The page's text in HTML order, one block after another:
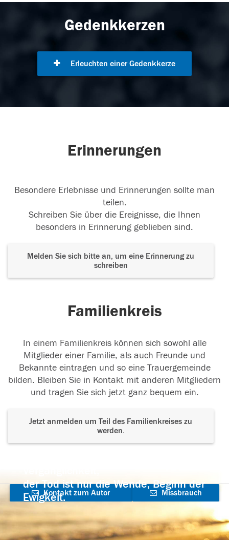
Gedenkkerzen
Erleuchten einer Gedenkkerze
Erinnerungen
Besondere Erlebnisse und Erinnerungen sollte man
teilen.
Schreiben Sie über die Ereignisse, die Ihnen
besonders in Erinnerung geblieben sind.
Melden Sie sich bitte an, um eine Erinnerung zu
schreiben
Familienkreis
In einem Familienkreis können sich sowohl alle
Mitglieder einer Familie, als auch Freunde und
Bekannte eintragen und so eine Trauergemeinde
bilden. Bleiben Sie in Kontakt mit anderen Mitgliedern
und tragen Sie sich jetzt ganz bequem ein.
Jetzt anmelden um Teil des Familienkreises zu
werden.
der Tod ist nur die Wende, Beginn der
Ewigkeit.
Kontakt zum Autor
aufnehmen
Missbrauch